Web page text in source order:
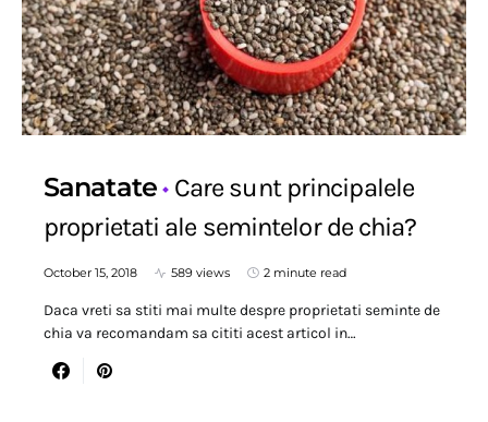
Sanatate
Care sunt principalele
proprietati ale semintelor de chia?
October 15, 2018 589 views 2 minute read
Daca vreti sa stiti mai multe despre proprietati seminte de
chia va recomandam sa cititi acest articol in…